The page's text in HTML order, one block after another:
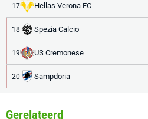
17 Hellas Verona FC
18 Spezia Calcio
19 US Cremonese
20 Sampdoria
Gerelateerd